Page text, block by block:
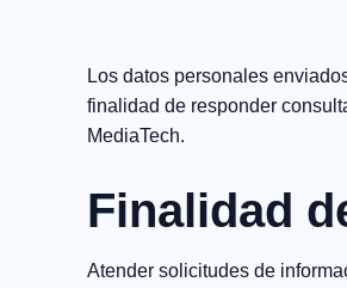
Los datos personales
finalidad de responder
MediaTech.
Finalidad
Atender solicitudes de